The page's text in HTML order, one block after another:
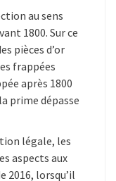
au sens
1800. Sur ce
pièces d’or
frappées
après 1800
prime dépasse
légale, les
aspects aux
2016, lorsqu’il